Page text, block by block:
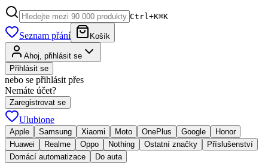
Ctrl+K⌘K
Seznam přání Košík
Ahoj, přihlásit se
Přihlásit se
nebo se přihlásit přes
Nemáte účet?
Zaregistrovat se
Ulubione
Apple Samsung Xiaomi Moto OnePlus Google
Honor
Huawei
Realme Oppo Nothing Ostatní značky
Příslušenství
Domácí automatizace
Do auta